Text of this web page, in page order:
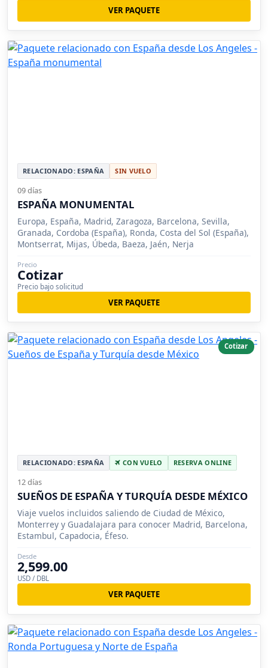
VER PAQUETE
RELACIONADO: ESPAÑA SIN VUELO
09 días
ESPAÑA MONUMENTAL
Europa, España, Madrid, Zaragoza, Barcelona, Sevilla,
Granada, Cordoba (España), Ronda, Costa del Sol (España),
Montserrat, Mijas, Úbeda, Baeza, Jaén, Nerja
Precio
Cotizar
Precio bajo solicitud
VER PAQUETE
Cotizar
RELACIONADO: ESPAÑA CON VUELO RESERVA ONLINE
12 días
SUEÑOS DE ESPAÑA Y TURQUÍA DESDE MÉXICO
Viaje vuelos incluidos saliendo de Ciudad de México,
Monterrey y Guadalajara para conocer Madrid, Barcelona,
Estambul, Capadocia, Éfeso.
Desde
2,599.00
USD / DBL
VER PAQUETE